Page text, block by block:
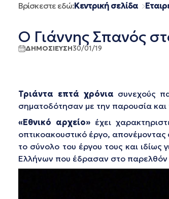
Βρίσκεστε εδώ:Κεντρική σελίδα
Ο Γιάννης Σπανός
ΔΗΜΟΣΙΕΥΣΗ30/01/19
Τριάντα επτά χρόνια συνεχούς
σηματοδότησαν με την παρουσία και
«Εθνικό αρχείο» έχει
οπτικοακουστικό έργο,
το σύνολο του έργου τους και ιδίως
Ελλήνων που έδρασαν στο παρελθόν